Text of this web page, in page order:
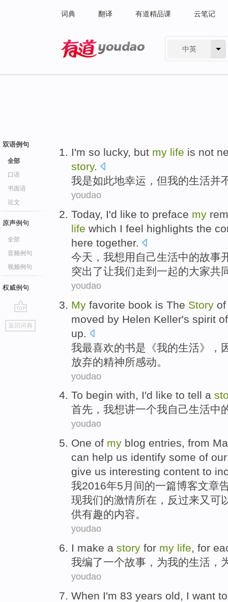
词典 翻译 有道精品课 云笔记
中英
双语例句
全部
口语
书面语
论文
原声例句
全部
音频例句
视频例句
权威例句
go
top
返回词典
I'm so lucky, but my life is not
story.
我是如此地幸运 ， 但我的生活并
youdao
Today, I'd like to preface my
life which I feel highlights the
here together.
今天 ， 我想用 自己生活中的故事
突出了让我们走到一起的大家共
youdao
My favorite book is The Story
moved by Helen Keller's spirit
up.
我最喜欢的书是《我的生活》，
放弃的精神所感动。
youdao
To begin with, I'd like to tell a
首先，我想讲一个我自己生活中
youdao
One of my blog entries, from
can help us identify some of
give us interesting content to
我2016年5月间的一篇博客文章
现我们的激情所在，反过来又可
供有趣的内容。
youdao
I make a story for my life, for
我编了一个故事 ， 为我的生活 ，
youdao
When I'm 83 years old, I want to